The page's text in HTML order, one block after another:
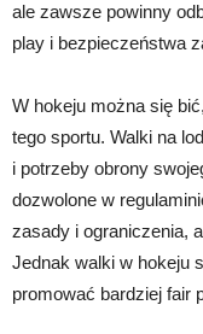
ale zawsze powinny
play i bezpieczeństwa
W hokeju można się
tego sportu. Walki na
i potrzeby obrony
dozwolone w
zasady i ograniczenia,
Jednak walki w hokeju
promować bardziej fair